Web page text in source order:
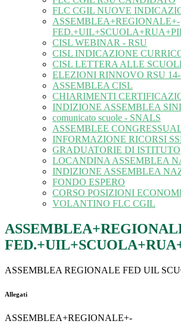
FLC CGIL NUOVE
ASSEMBLEA+REGIONALE+-
CISL WEBINAR - RSU
CISL INDICAZIONE
CISL LETTERA ALLE
ELEZIONI RINNOVO RSU
ASSEMBLEA CISL
CHIARIMENTI
INDIZIONE ASSEMBLEA
comunicato scuole - SNALS
ASSEMBLEE
INFORMAZIONE RICORSI
GRADUATORIE DI ISTITUTO
LOCANDINA ASSEMBLEA
INDIZIONE ASSEMBLEA
FONDO ESPERO
CORSO POSIZIONI
VOLANTINO FLC CGIL
ASSEMBLEA REGIONALE FED UIL
Allegati
ASSEMBLEA+REGIONALE+-